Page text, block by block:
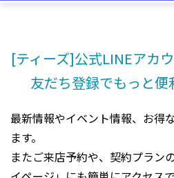
[ティーズ]公式LINEアカ
友だち登録でもっと便
最新情報やイベント情報、お得
ます。
またご来店予約や、契約プラン